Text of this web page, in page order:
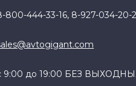
800-444-33-16, 8-927-034-20-
9:00 до 19:00 БЕЗ